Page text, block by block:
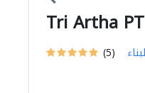
Tri Artha PT
(5)